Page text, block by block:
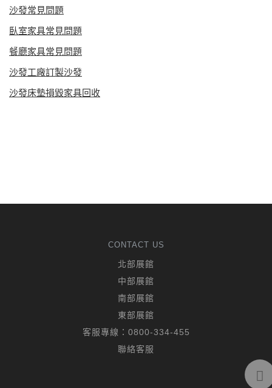
沙發常見問題
臥室家具常見問題
餐廳家具常見問題
沙發工廠訂製沙發
沙發床墊損毀家具回收
CONTACT US
北部展館
中部展館
南部展館
東部展館
客服專線： 0800-334-455
聯絡客服